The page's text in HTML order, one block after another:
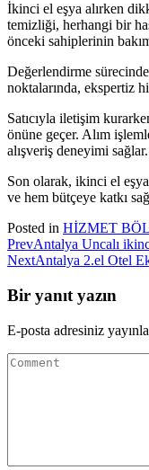
İkinci el eşya alırken
temizliği, herhangi bir
önceki sahiplerinin
Değerlendirme
noktalarında, ekspertiz
Satıcıyla iletişim
önüne geçer. Alım
alışveriş deneyimi sağlar.
Son olarak, ikinci el
ve hem bütçeye katkı
Posted in HİZMET
PrevAntalya Uncalı
NextAntalya 2.el Otel
Bir yanıt yazın
E-posta adresiniz